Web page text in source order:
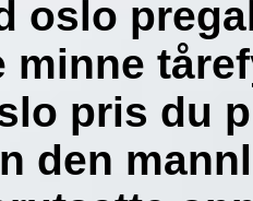
oslo
minne
pris du
den